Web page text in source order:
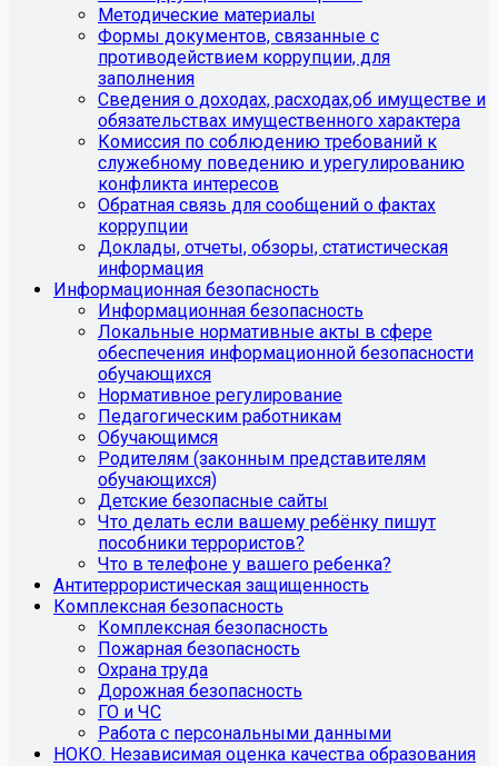
Методические материалы
Формы документов, связанные с
противодействием коррупции, для
заполнения
Сведения о доходах, расходах,об имуществе и
обязательствах имущественного характера
Комиссия по соблюдению требований к
служебному поведению и урегулированию
конфликта интересов
Обратная связь для сообщений о фактах
коррупции
Доклады, отчеты, обзоры, статистическая
информация
Информационная безопасность
Информационная безопасность
Локальные нормативные акты в сфере
обеспечения информационной безопасности
обучающихся
Нормативное регулирование
Педагогическим работникам
Обучающимся
Родителям (законным представителям
обучающихся)
Детские безопасные сайты
Что делать если вашему ребёнку пишут
пособники террористов?
Что в телефоне у вашего ребенка?
Антитеррористическая защищенность
Комплексная безопасность
Комплексная безопасность
Пожарная безопасность
Охрана труда
Дорожная безопасность
ГО и ЧС
Работа с персональными данными
НОКО. Независимая оценка качества образования